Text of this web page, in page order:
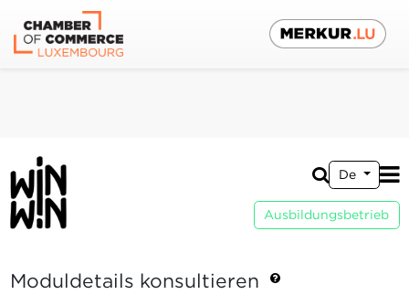
De
Ausbildungsbetrieb
Moduldetails konsultieren